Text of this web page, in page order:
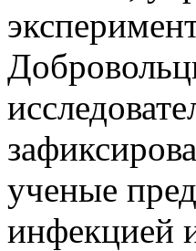
ученые
инфекцией